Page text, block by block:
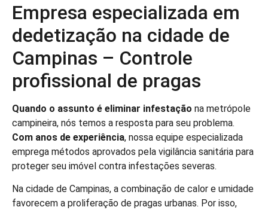
Empresa especializada em
dedetização na cidade de
Campinas – Controle
profissional de pragas
Quando o assunto é eliminar infestação na metrópole
campineira, nós temos a resposta para seu problema.
Com anos de experiência, nossa equipe especializada
emprega métodos aprovados pela vigilância sanitária para
proteger seu imóvel contra infestações severas.
Na cidade de Campinas, a combinação de calor e umidade
favorecem a proliferação de pragas urbanas. Por isso,